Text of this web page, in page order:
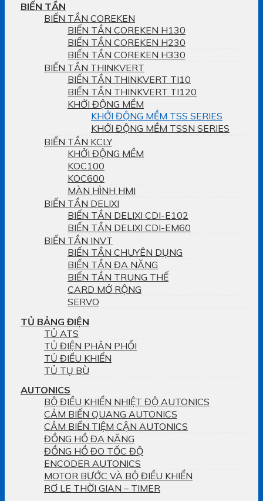
BIẾN TẦN
BIẾN TẦN COREKEN
BIẾN TẦN COREKEN H130
BIẾN TẦN COREKEN H230
BIẾN TẦN COREKEN H330
BIẾN TẦN THINKVERT
BIẾN TẦN THINKVERT TI10
BIẾN TẦN THINKVERT TI120
KHỞI ĐỘNG MỀM
KHỞI ĐỘNG MỀM TSS SERIES
KHỞI ĐỘNG MỀM TSSN SERIES
BIẾN TẦN KCLY
KHỞI ĐỘNG MỀM
KOC100
KOC600
MÀN HÌNH HMI
BIẾN TẦN DELIXI
BIẾN TẦN DELIXI CDI-E102
BIẾN TẦN DELIXI CDI-EM60
BIẾN TẦN INVT
BIẾN TẦN CHUYÊN DỤNG
BIẾN TẦN ĐA NĂNG
BIẾN TẦN TRUNG THẾ
CARD MỞ RỘNG
SERVO
TỦ BẢNG ĐIỆN
TỦ ATS
TỦ ĐIỆN PHÂN PHỐI
TỦ ĐIỀU KHIỂN
TỦ TỤ BÙ
AUTONICS
BỘ ĐIỀU KHIỂN NHIỆT ĐỘ AUTONICS
CẢM BIẾN QUANG AUTONICS
CẢM BIẾN TIỆM CẬN AUTONICS
ĐỒNG HỒ ĐA NĂNG
ĐỒNG HỒ ĐO TỐC ĐỘ
ENCODER AUTONICS
MOTOR BƯỚC VÀ BỘ ĐIỀU KHIỂN
RƠ LE THỜI GIAN – TIMER